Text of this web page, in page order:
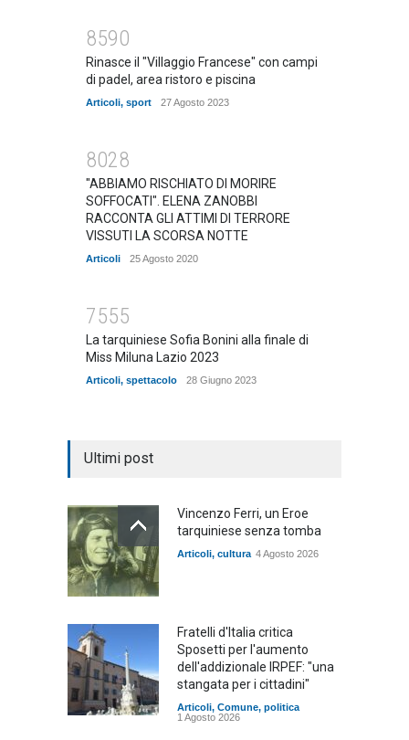
8590
Rinasce il "Villaggio Francese" con campi
di padel, area ristoro e piscina
Articoli, sport 27 Agosto 2023
8028
"ABBIAMO RISCHIATO DI MORIRE
SOFFOCATI". ELENA ZANOBBI
RACCONTA GLI ATTIMI DI TERRORE
VISSUTI LA SCORSA NOTTE
Articoli 25 Agosto 2020
7555
La tarquiniese Sofia Bonini alla finale di
Miss Miluna Lazio 2023
Articoli, spettacolo 28 Giugno 2023
Ultimi post
Vincenzo Ferri, un Eroe
tarquiniese senza tomba
Articoli, cultura 4 Agosto 2026
Fratelli d'Italia critica
Sposetti per l'aumento
dell'addizionale IRPEF: "una
stangata per i cittadini"
Articoli, Comune, politica
1 Agosto 2026